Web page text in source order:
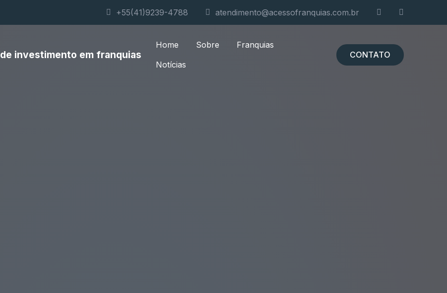
+55(41)9239-4788 atendimento@acessofranquias.com.br
Home Sobre
Franquias
Notícias
CONTATO